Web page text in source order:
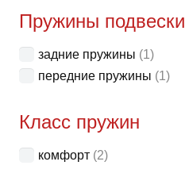
Пружины подвески
задние пружины (1)
передние пружины (1)
Класс пружин
комфорт (2)